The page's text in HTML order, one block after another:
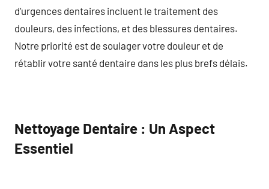
d’urgences dentaires incluent le traitement des
douleurs, des infections, et des blessures dentaires.
Notre priorité est de soulager votre douleur et de
rétablir votre santé dentaire dans les plus brefs délais.
Nettoyage Dentaire : Un Aspect
Essentiel